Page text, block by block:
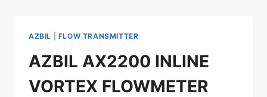
AZBIL FLOW TRANSMITTER
AZBIL AX2200 INLINE
VORTEX FLOWMETER